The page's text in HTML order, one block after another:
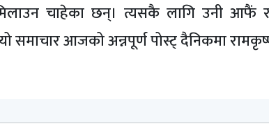
चाहेका छन्। त्यसकै लागि उनी
समाचार आजको अन्नपूर्ण पोस्ट् दैनिकमा